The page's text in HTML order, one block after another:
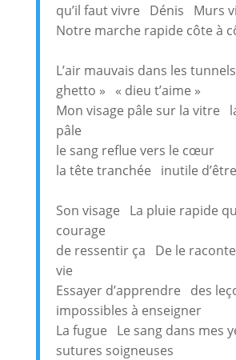
qu’il faut vivre Dénis Murs
Notre marche rapide côte à
L’air mauvais dans les
ghetto » « dieu t’aime »
Mon visage pâle sur la vitre
pâle
le sang reflue vers le cœur
la tête tranchée inutile
Son visage La pluie rapide
courage
de ressentir ça De le
vie
Essayer d’apprendre des
impossibles à enseigner
La fugue Le sang dans mes
sutures soigneuses